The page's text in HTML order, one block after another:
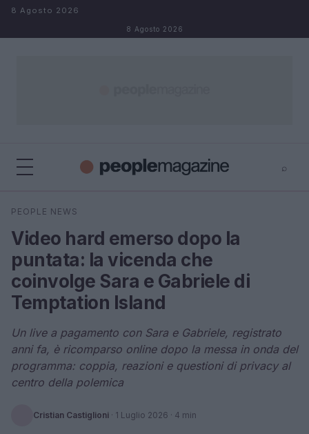
Salta al contenuto
8 Agosto 2026
8 Agosto 2026
⌕
Cerca
PEOPLE NEWS
Video hard emerso dopo la
puntata: la vicenda che
coinvolge Sara e Gabriele di
Temptation Island
Un live a pagamento con Sara e Gabriele, registrato
anni fa, è ricomparso online dopo la messa in onda del
programma: coppia, reazioni e questioni di privacy al
centro della polemica
Cristian Castiglioni · 1 Luglio 2026 · 4 min